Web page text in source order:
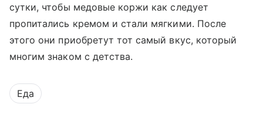
сутки, чтобы медовые коржи как следует
пропитались кремом и стали мягкими. После
этого они приобретут тот самый вкус, который
многим знаком с детства.
Еда